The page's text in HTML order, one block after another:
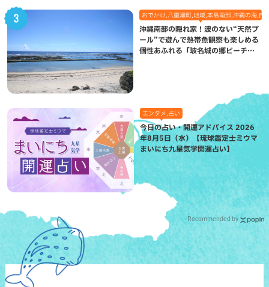
おでかけ,八重瀬町,地域,本島南部,沖縄の海,自
沖縄南部の隠れ家！波のない“天然プ
ール”で遊んで熱帯魚観察も楽しめる
個性あふれる「玻名城の郷ビーチ」
エンタメ,占い
今日の占い・開運アドバイス 2026
年8月5日（水）【琉球鑑定士ミウマ
まいにち九星気学開運占い】
Recommended by